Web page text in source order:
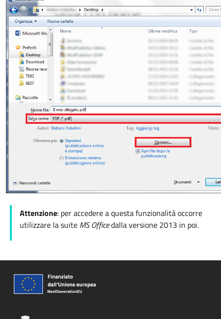
Attenzione: per accedere a questa funzionalità occorre
utilizzare la suite MS Officedalla versione 2013 in poi.